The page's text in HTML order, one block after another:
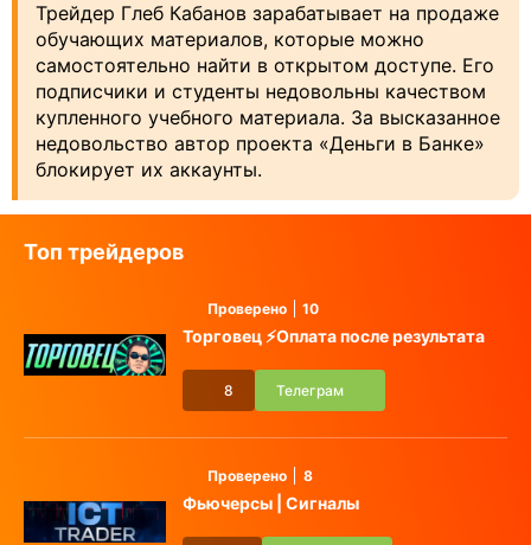
Трейдер Глеб Кабанов зарабатывает на продаже
обучающих материалов, которые можно
самостоятельно найти в открытом доступе. Его
подписчики и студенты недовольны качеством
купленного учебного материала. За высказанное
недовольство автор проекта «Деньги в Банке»
блокирует их аккаунты.
Топ трейдеров
Проверено 10
Торговец ⚡️Оплата после результата
8 Телеграм
Проверено 8
Фьючерсы | Сигналы